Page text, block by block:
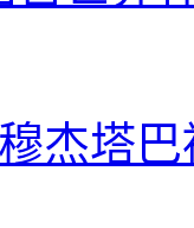
杰塔